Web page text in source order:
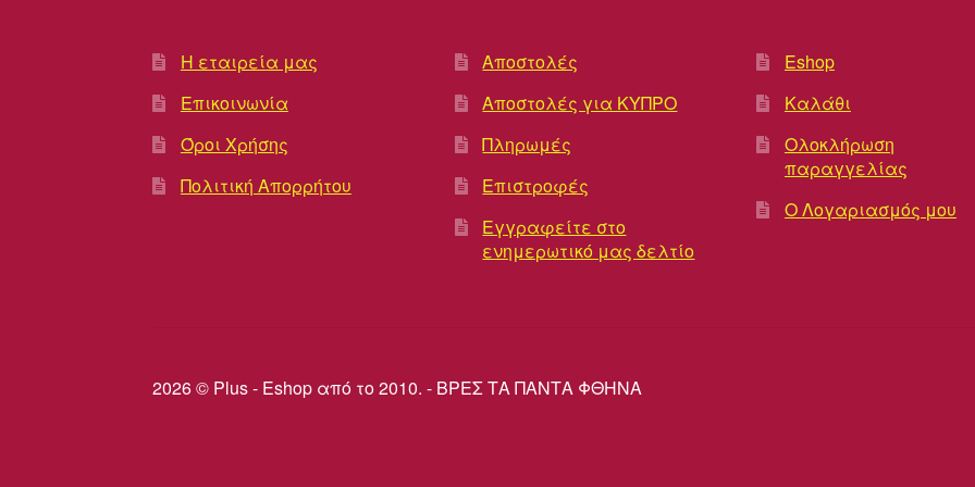
Η εταιρεία μας
Επικοινωνία
Όροι Χρήσης
Πολιτική Απορρήτου
Αποστολές
Αποστολές για ΚΥΠΡΟ
Πληρωμές
Επιστροφές
Εγγραφείτε στο
ενημερωτικό μας δελτίο
Eshop
Καλάθι
Ολοκλήρωση
παραγγελίας
Ο Λογαριασμός μου
2026 © Plus - Eshop από το 2010. - ΒΡΕΣ ΤΑ ΠΑΝΤΑ ΦΘΗΝΑ